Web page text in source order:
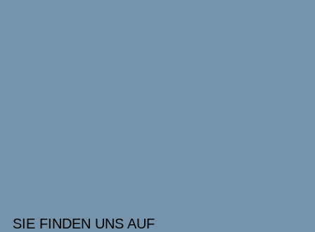
SIE FINDEN UNS AUF